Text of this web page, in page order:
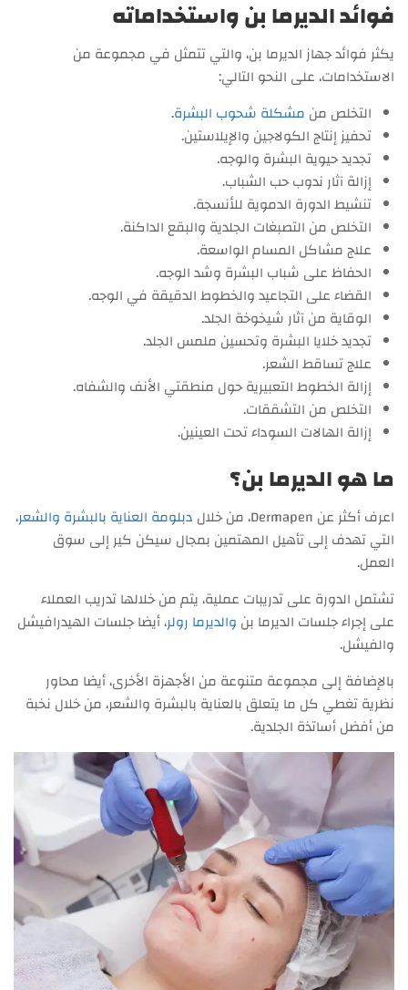
فوائد الديرما بن واستخداماته
يكثر فوائد جهاز الديرما بن، والتي تتمثل في مجموعة من
الاستخدامات، على النحو التالي:
التخلص من مشكلة شحوب البشرة.
تحفيز إنتاج الكولاجين والإيلاستين.
تجديد حيوية البشرة والوجه.
إزالة آثار ندوب حب الشباب.
تنشيط الدورة الدموية للأنسجة.
التخلص من التصبغات الجلدية والبقع الداكنة.
علاج مشاكل المسام الواسعة.
الحفاظ على شباب البشرة وشد الوجه.
القضاء على التجاعيد والخطوط الدقيقة في الوجه.
الوقاية من آثار شيخوخة الجلد.
تجديد خلايا البشرة وتحسين ملمس الجلد.
علاج تساقط الشعر.
إزالة الخطوط التعبيرية حول منطقتي الأنف والشفاه.
التخلص من التشققات.
إزالة الهالات السوداء تحت العينين.
ما هو الديرما بن؟
اعرف أكثر عن Dermapen، من خلال دبلومة العناية بالبشرة والشعر،
التي تهدف إلى تأهيل المهتمين بمجال سيكن كير إلى سوق
العمل.
تشتمل الدورة على تدريبات عملية، يتم من خلالها تدريب العملاء
على إجراء جلسات الديرما بن والديرما رولر، أيضا جلسات الهيدرافيشل
والفيشل.
بالإضافة إلى مجموعة متنوعة من الأجهزة الأخرى، أيضا محاور
نظرية تغطي كل ما يتعلق بالعناية بالبشرة والشعر، من خلال نخبة
من أفضل أساتذة الجلدية.